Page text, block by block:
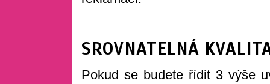
SROVNATELNÁ
Pokud se budete řídit 3 výše